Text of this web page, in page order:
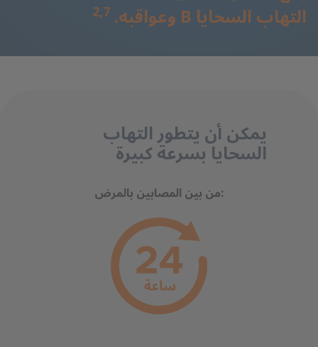
التهاب السحايا B وعواقبه. 2,7
يمكن أن يتطور التهاب
السحايا بسرعة كبيرة
من بين المصابين بالمرض: